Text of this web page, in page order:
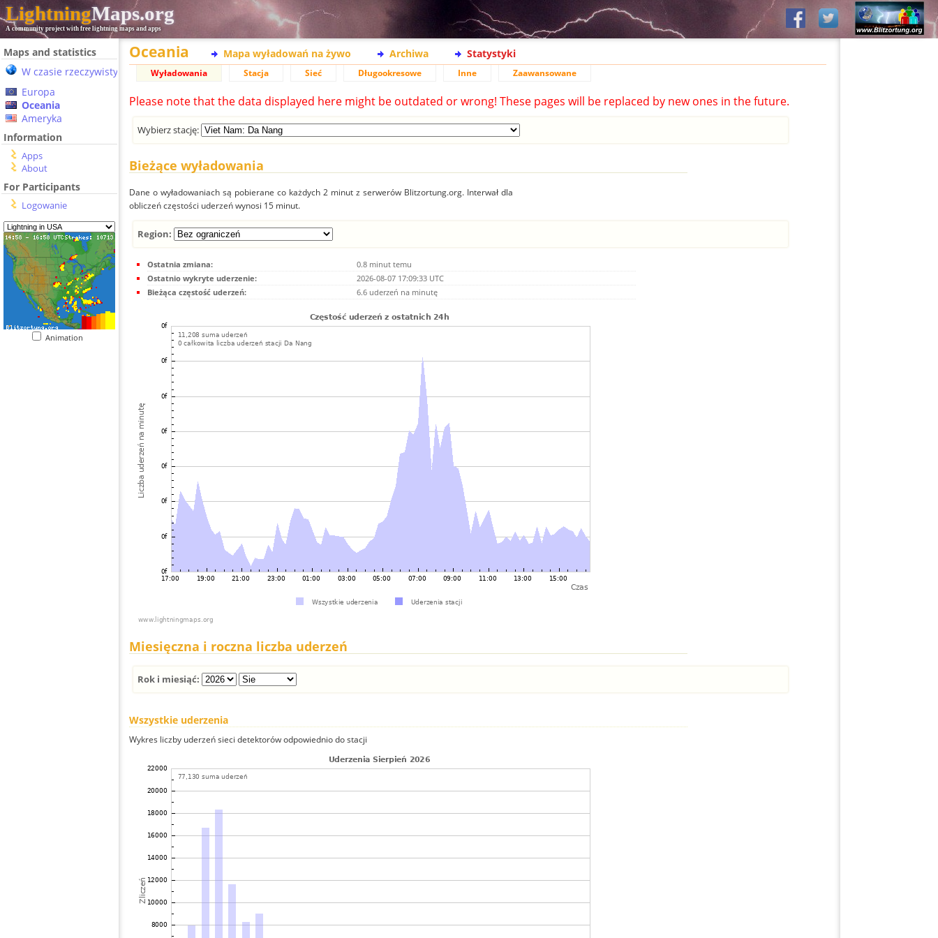
LightningMaps.org
A community project with free lightning maps and apps
Maps and statistics
W czasie rzeczywistym
Europa
Oceania
Ameryka
Information
Apps
About
For Participants
Logowanie
Animation
Oceania Mapa wyładowań na żywo Archiwa Statystyki
Wyładowania Stacja Sieć Długookresowe Inne Zaawansowane
Please note that the data displayed here might be outdated or wrong! These pages will be replaced by new ones in the future.
Wybierz stację:
Bieżące wyładowania
Dane o wyładowaniach są pobierane co każdych 2 minut z serwerów Blitzortung.org. Interwał dla
obliczeń częstości uderzeń wynosi 15 minut.
Region:
Ostatnia zmiana:
0.8 minut temu
Ostatnio wykryte uderzenie:
2026-08-07 17:09:33 UTC
Bieżąca częstość uderzeń:
6.6 uderzeń na minutę
Miesięczna i roczna liczba uderzeń
Rok i miesiąć:
Wszystkie uderzenia
Wykres liczby uderzeń sieci detektorów odpowiednio do stacji